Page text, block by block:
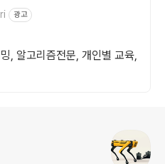
광고
, 알고리즘전문, 개인별 교육,